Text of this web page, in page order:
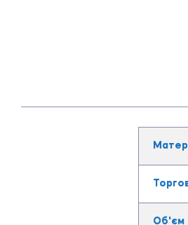
Об'єм